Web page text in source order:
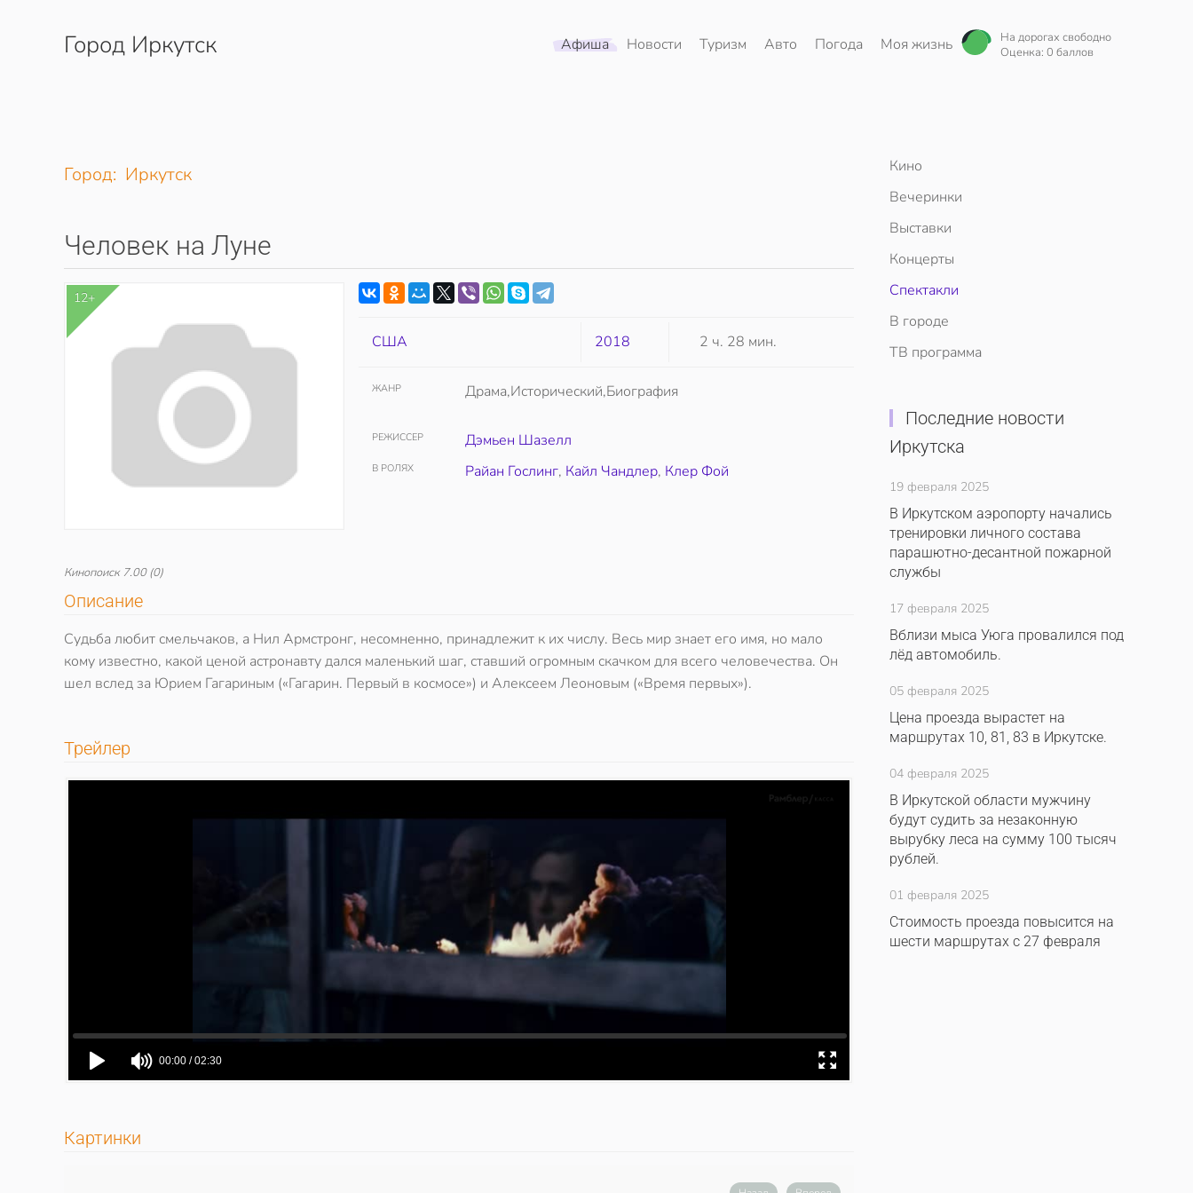
Перейти к содержимому
Город Иркутск Афиша Новости Туризм Авто Погода Моя жизнь
На дорогах свободно
Оценка: 0 баллов
Город: Иркутск
Человек на Луне
12+
Кинопоиск 7.00(0)
США 2018 2 ч. 28 мин.
ЖАНР Драма,Исторический,Биография
РЕЖИССЕР Дэмьен Шазелл
В РОЛЯХ Райан Гослинг, Кайл Чандлер, Клер Фой
Описание
Судьба любит смельчаков, а Нил Армстронг, несомненно, принадлежит к их числу. Весь мир знает его имя, но мало
кому известно, какой ценой астронавту дался маленький шаг, ставший огромным скачком для всего человечества. Он
шел вслед за Юрием Гагариным («Гагарин. Первый в космосе») и Алексеем Леоновым («Время первых»).
Трейлер
Картинки
Кино
Вечеринки
Выставки
Концерты
Спектакли
В городе
ТВ программа
Последние новости
Иркутска
19 февраля 2025
В Иркутском аэропорту начались
тренировки личного состава
парашютно-десантной пожарной
службы
17 февраля 2025
Вблизи мыса Уюга провалился под
лёд автомобиль.
05 февраля 2025
Цена проезда вырастет на
маршрутах 10, 81, 83 в Иркутске.
04 февраля 2025
В Иркутской области мужчину
будут судить за незаконную
вырубку леса на сумму 100 тысяч
рублей.
01 февраля 2025
Стоимость проезда повысится на
шести маршрутах с 27 февраля